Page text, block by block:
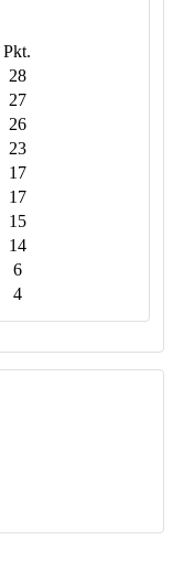
Pkt.
28
27
26
23
17
17
15
14
6
4